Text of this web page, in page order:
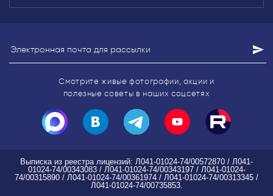
Смотрите живые фотографии, акции и
полезные советы в наших соцсетях
Выписка из реестра лицензий: Л041-01024-74/00572870 / Л041-
01024-74/00343083 / Л041-01024-74/00343197 / Л041-01024-
74/00315890 / Л041-01024-74/00361974 / Л041-01024-74/00313345 /
Л041-01024-74/00735853.